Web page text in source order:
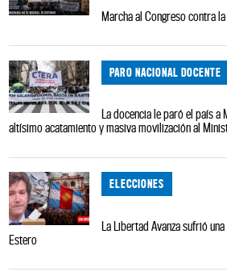
Marcha al Congreso contra
PARO NACIONAL DOCENTE
La docencia le paró el país a
altísimo acatamiento y masiva movilización al
ELECCIONES
La Libertad Avanza sufrió
Estero